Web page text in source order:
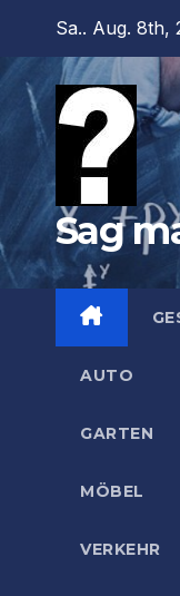
springen
Sa.. Aug. 8th,
Sag
AUTO
GARTEN
MÖBEL
VERKEHR